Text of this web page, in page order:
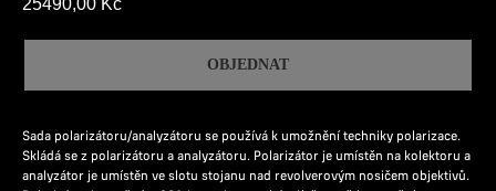
OBJEDNAT
Sada polarizátoru/analyzátoru se používá k umožnění techniky polarizace.
Skládá se z polarizátoru a analyzátoru. Polarizátor je umístěn na kolektoru a
analyzátor je umístěn ve slotu stojanu nad revolverovým nosičem objektivů.